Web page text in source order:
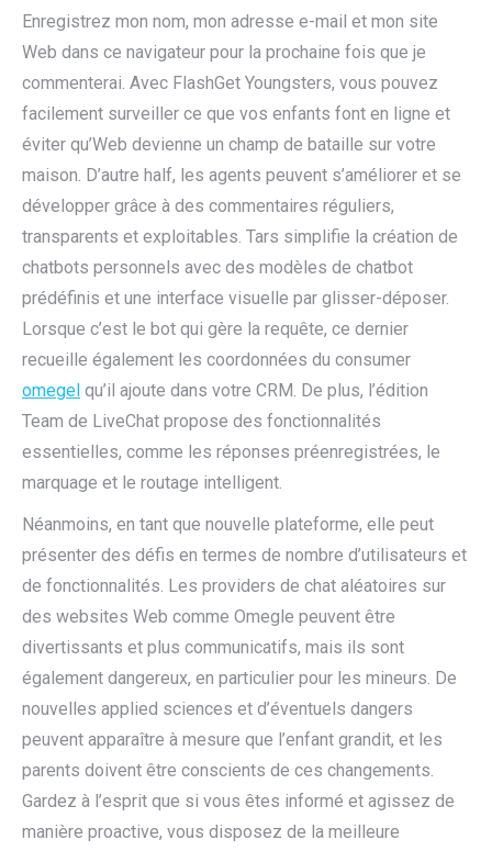
Enregistrez mon nom, mon adresse e-mail et mon site
Web dans ce navigateur pour la prochaine fois que je
commenterai. Avec FlashGet Youngsters, vous pouvez
facilement surveiller ce que vos enfants font en ligne et
éviter qu’Web devienne un champ de bataille sur votre
maison. D’autre half, les agents peuvent s’améliorer et se
développer grâce à des commentaires réguliers,
transparents et exploitables. Tars simplifie la création de
chatbots personnels avec des modèles de chatbot
prédéfinis et une interface visuelle par glisser-déposer.
Lorsque c’est le bot qui gère la requête, ce dernier
recueille également les coordonnées du consumer
omegel qu’il ajoute dans votre CRM. De plus, l’édition
Team de LiveChat propose des fonctionnalités
essentielles, comme les réponses préenregistrées, le
marquage et le routage intelligent.
Néanmoins, en tant que nouvelle plateforme, elle peut
présenter des défis en termes de nombre d’utilisateurs et
de fonctionnalités. Les providers de chat aléatoires sur
des websites Web comme Omegle peuvent être
divertissants et plus communicatifs, mais ils sont
également dangereux, en particulier pour les mineurs. De
nouvelles applied sciences et d’éventuels dangers
peuvent apparaître à mesure que l’enfant grandit, et les
parents doivent être conscients de ces changements.
Gardez à l’esprit que si vous êtes informé et agissez de
manière proactive, vous disposez de la meilleure